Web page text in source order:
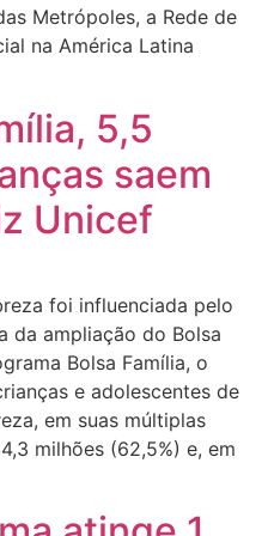
Metrópoles, a Rede de
na América Latina
5,5
saem
Unicef
foi influenciada pelo
da ampliação do Bolsa
Bolsa Família, o
e adolescentes de
em suas múltiplas
milhões (62,5%) e, em